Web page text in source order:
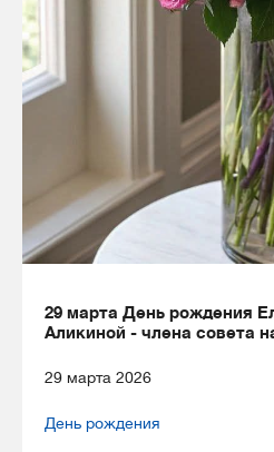
29 марта День рождения
Аликиной - члена совета
29 марта 2026
День рождения